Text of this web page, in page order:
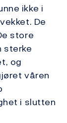
ikke i
De
store
sterke
og
våren
i slutten